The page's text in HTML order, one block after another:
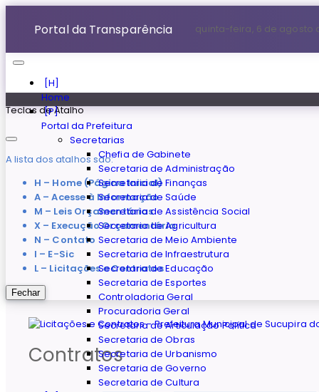
Home
Portal da Prefeitura
Secretarias
Chefia de Gabinete
Secretaria de Administração
Secretaria de Finanças
Secretaria de Saúde
Secretaria de Assistência Social
Secretaria de Agricultura
Secretaria de Meio Ambiente
Secretaria de Infraestrutura
Secretaria de Educação
Secretaria de Esportes
Controladoria Geral
Procuradoria Geral
Secretaria de Articulação Política
Secretaria de Obras
Secretaria de Urbanismo
Secretaria de Governo
Secretaria de Cultura
Portal da Transparência quinta-feira, 6 de agosto
Contratos
Teclas de Atalho
A lista dos atalhos são:
H – Home (Página Inicial)
A – Acesse à Informação
M – Leis Orçamentárias
X – Execução Orçamentária
N – Contato
I – E-Sic
L – Licitações e Contratos
Fechar